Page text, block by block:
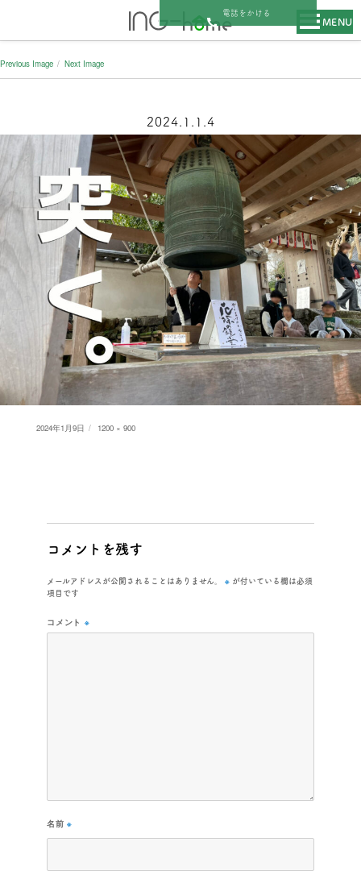
MENU
Previous Image Next Image
2024.1.1.4
Posted
2024年1月9日
Full
1200 × 900
コメントを残す
メールアドレスが公開されることはありません。 ※ が付いている欄は必須
項目です
コメント ※
名前※
電話をかける